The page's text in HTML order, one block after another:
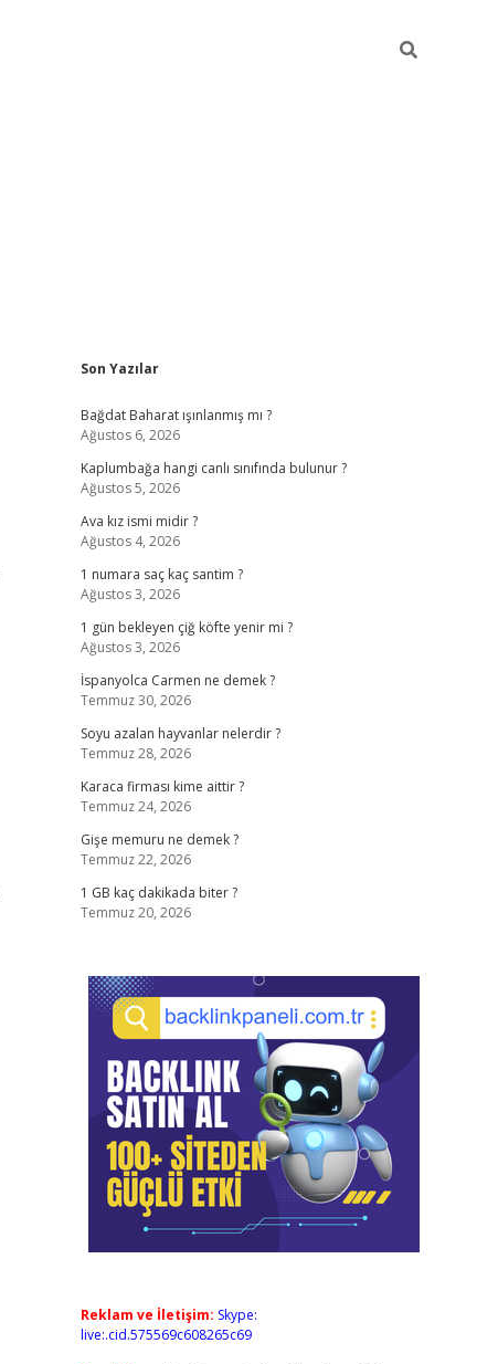
Sidebar
Son Yazılar
Bağdat Baharat ışınlanmış mı ?
Ağustos 6, 2026
Kaplumbağa hangi canlı sınıfında bulunur ?
Ağustos 5, 2026
Ava kız ismi midir ?
Ağustos 4, 2026
1 numara saç kaç santim ?
Ağustos 3, 2026
1 gün bekleyen çiğ köfte yenir mi ?
Ağustos 3, 2026
İspanyolca Carmen ne demek ?
Temmuz 30, 2026
Soyu azalan hayvanlar nelerdir ?
Temmuz 28, 2026
Karaca firması kime aittir ?
Temmuz 24, 2026
Gişe memuru ne demek ?
Temmuz 22, 2026
1 GB kaç dakikada biter ?
Temmuz 20, 2026
Reklam ve İletişim: Skype:
live:.cid.575569c608265c69
grandoperabet giriş